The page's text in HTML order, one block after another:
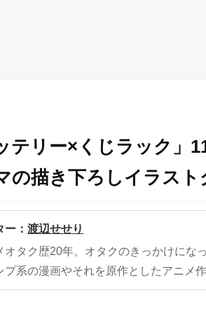
テリー×くじラック」
の描き下ろしイラスト
ー： 渡辺せせり
オタク歴20年。オタクのきっかけにな
プ系の漫画やそれを原作としたアニメ